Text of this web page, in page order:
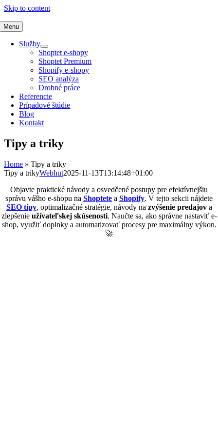
Skip to content
Menu
Služby
Shoptet e-shopy
Shoptet Premium
Shopify e-shopy
SEO analýza
Drobné práce
Referencie
Prípadové štúdie
Blog
Kontakt
Tipy a triky
Home » Tipy a triky
Tipy a trikyWebhut2025-11-13T13:14:48+01:00
Objavte praktické návody a osvedčené postupy pre efektívnejšiu
správu vášho e-shopu na Shoptete a Shopify. V tejto sekcii nájdete
SEO tipy, optimalizačné stratégie, návody na zvýšenie predajova
zlepšenie užívateľskej skúsenosti. Naučte sa, ako správne nastaviť e-
shop, využiť doplnky a automatizovať procesy pre maximálny výkon.
🚀